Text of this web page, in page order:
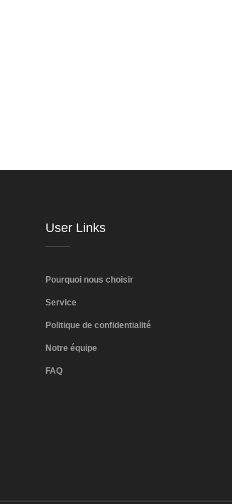
User Links
Pourquoi nous choisir
Service
Politique de confidentialité
Notre équipe
FAQ